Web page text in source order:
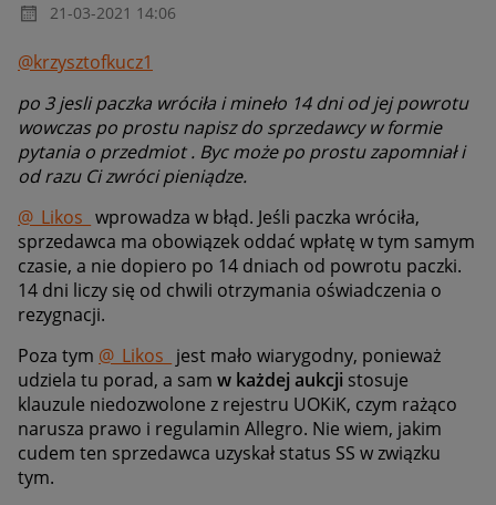
‎21-03-2021 14:06
@krzysztofkucz1
po 3 jesli paczka wróciła i mineło 14 dni od jej powrotu
wowczas po prostu napisz do sprzedawcy w formie
pytania o przedmiot . Byc może po prostu zapomniał i
od razu Ci zwróci pieniądze.
@_Likos_ wprowadza w błąd. Jeśli paczka wróciła,
sprzedawca ma obowiązek oddać wpłatę w tym samym
czasie, a nie dopiero po 14 dniach od powrotu paczki.
14 dni liczy się od chwili otrzymania oświadczenia o
rezygnacji.
Poza tym @_Likos_ jest mało wiarygodny, ponieważ
udziela tu porad, a sam w każdej aukcji stosuje
klauzule niedozwolone z rejestru UOKiK, czym rażąco
narusza prawo i regulamin Allegro. Nie wiem, jakim
cudem ten sprzedawca uzyskał status SS w związku
tym.